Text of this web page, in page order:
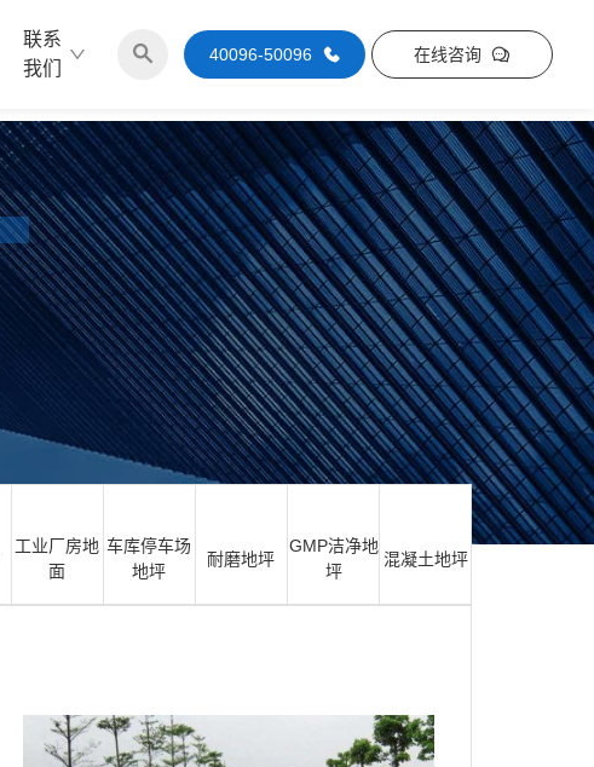
联系
我们
40096-50096 在线咨询
工业厂房地
面
车库停车场
地坪
耐磨地坪
GMP洁净地
坪
混凝土地坪